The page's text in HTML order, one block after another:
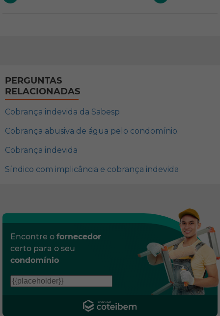
PERGUNTAS
RELACIONADAS
Cobrança indevida da Sabesp
Cobrança abusiva de água pelo condomínio.
Cobrança indevida
Síndico com implicância e cobrança indevida
Encontre o fornecedor
certo para o seu
condomínio